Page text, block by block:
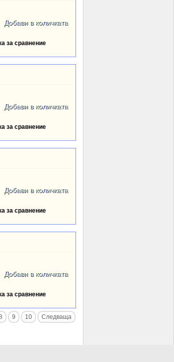
за сравнение
за сравнение
за сравнение
за сравнение
9 10 Следваща